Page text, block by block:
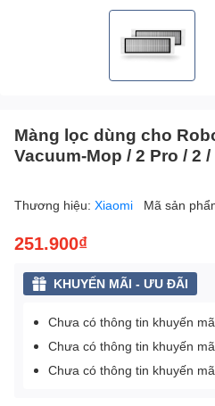
Màng lọc dùng cho
Vacuum-Mop / 2 Pro / 2
Thương hiệu: Xiaomi Mã sản
251.900₫
KHUYẾN MÃI - ƯU ĐÃI
Chưa có thông tin khuyến
Chưa có thông tin khuyến
Chưa có thông tin khuyến